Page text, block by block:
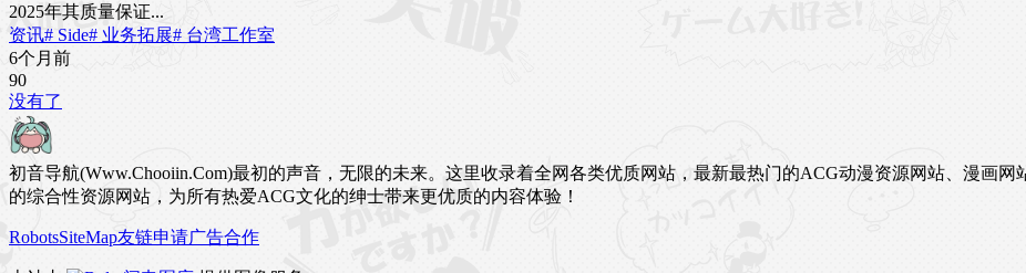
2025年其质量保证...
资讯# Side# 业务拓展# 台湾工作室
6个月前
90
没有了
初音导航(Www.Chooiin.Com)最初的声音，无限的未来。这里收录着全网各类优质网站，最新最热门的ACG动漫资源网站、漫画
的综合性资源网站，为所有热爱ACG文化的绅士带来更优质的内容体验！
RobotsSiteMap友链申请广告合作